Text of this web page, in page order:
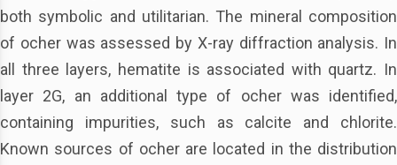
both symbolic and utilitarian. The mineral composition
of ocher was assessed by X-ray diffraction analysis. In
all three layers, hematite is associated with quartz. In
layer 2G, an additional type of ocher was identified,
containing impurities, such as calcite and chlorite.
Known sources of ocher are located in the distribution